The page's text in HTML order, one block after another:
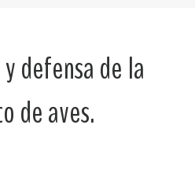
defensa de la
de aves.